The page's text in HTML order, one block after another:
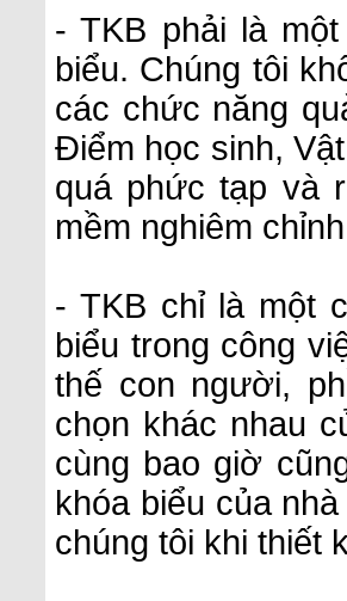
- TKB phải là
biểu. Chúng tôi
các chức năng
Điểm học sinh,
quá phức tạp và
mềm nghiêm
- TKB chỉ là một
biểu trong công
thế con người,
chọn khác nhau
cùng bao giờ
khóa biểu của
chúng tôi khi thiết